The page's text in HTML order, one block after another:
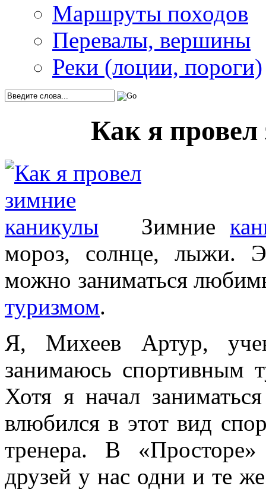
Маршруты походов
Перевалы, вершины
Реки (лоции, пороги)
Как я
Зимние
мороз, солнце, лыжи.
можно заниматься
туризмом.
Я, Михеев Артур,
занимаюсь спортивным
Хотя я начал
влюбился в этот вид
тренера. В
друзей у нас одни и те